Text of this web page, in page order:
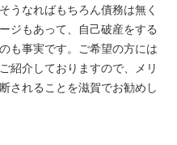
うなればもちろん債務は無く
ジもあって、自己破産をする
も事実です。ご希望の方には
紹介しておりますので、メリ
されることを滋賀でお勧めし